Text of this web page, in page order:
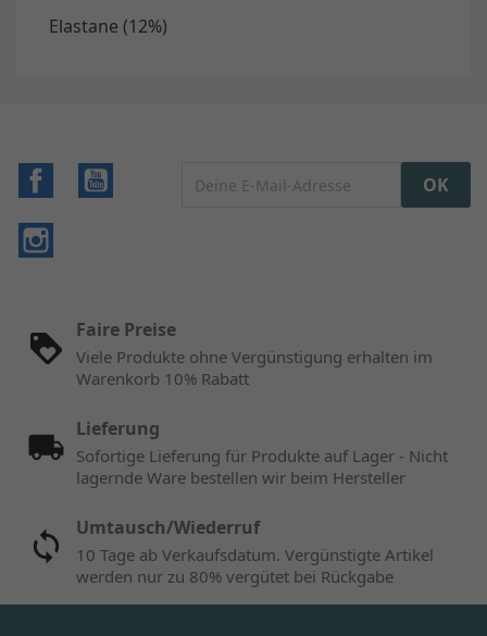
Elastane (12%)
Facebook
Faire Preise
Viele Produkte ohne Vergünstigung erhalten im
Warenkorb 10% Rabatt
Lieferung
Sofortige Lieferung für Produkte auf Lager - Nicht
lagernde Ware bestellen wir beim Hersteller
Umtausch/Wiederruf
10 Tage ab Verkaufsdatum. Vergünstigte Artikel
werden nur zu 80% vergütet bei Rückgabe